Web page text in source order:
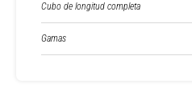
Cubo de longitud completa
Gamas